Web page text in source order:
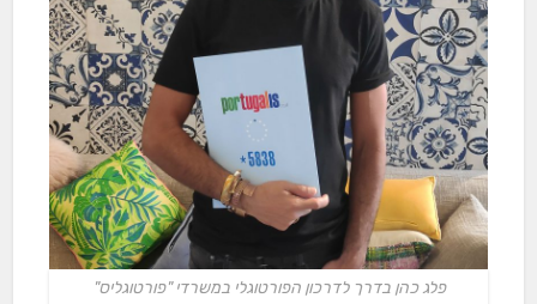
פלג כהן בדרך לדרכון הפורטוגלי במשרדי "פורטוגליס"